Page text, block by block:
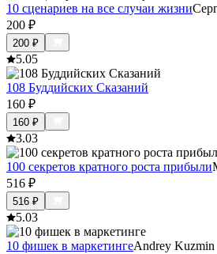
10 сценариев на все случаи жизни
200 ₽
200 ₽
5.05
108 Буддийских Сказаний
160 ₽
160 ₽
3.03
100 секретов кратного роста прибыли
516 ₽
516 ₽
5.03
10 фишек в маркетингеAndrey Kuzmin